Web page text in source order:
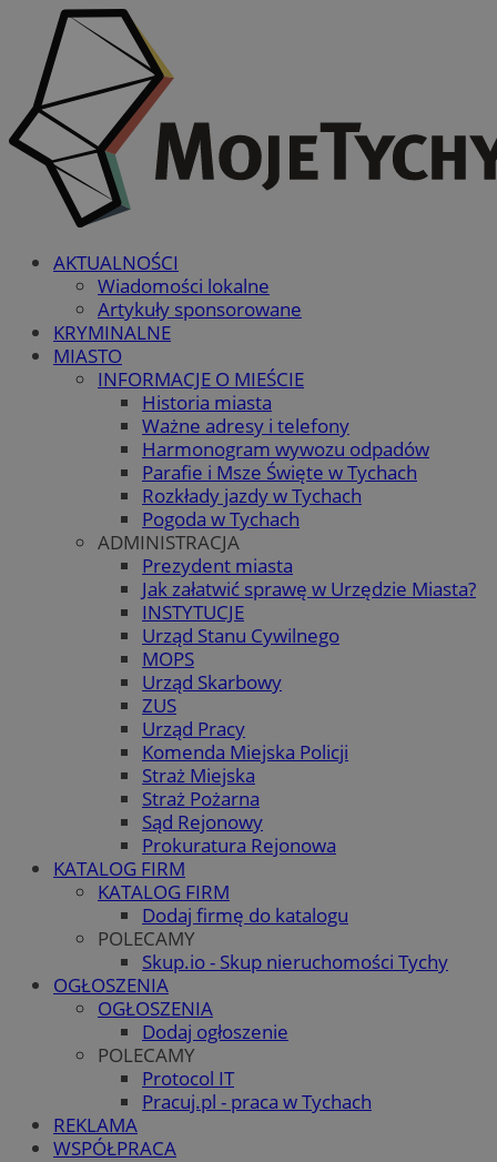
AKTUALNOŚCI
Wiadomości lokalne
Artykuły sponsorowane
KRYMINALNE
MIASTO
INFORMACJE O MIEŚCIE
Historia miasta
Ważne adresy i telefony
Harmonogram wywozu odpadów
Parafie i Msze Święte w Tychach
Rozkłady jazdy w Tychach
Pogoda w Tychach
ADMINISTRACJA
Prezydent miasta
Jak załatwić sprawę w Urzędzie Miasta?
INSTYTUCJE
Urząd Stanu Cywilnego
MOPS
Urząd Skarbowy
ZUS
Urząd Pracy
Komenda Miejska Policji
Straż Miejska
Straż Pożarna
Sąd Rejonowy
Prokuratura Rejonowa
KATALOG FIRM
KATALOG FIRM
Dodaj firmę do katalogu
POLECAMY
Skup.io - Skup nieruchomości Tychy
OGŁOSZENIA
OGŁOSZENIA
Dodaj ogłoszenie
POLECAMY
Protocol IT
Pracuj.pl - praca w Tychach
REKLAMA
WSPÓŁPRACA